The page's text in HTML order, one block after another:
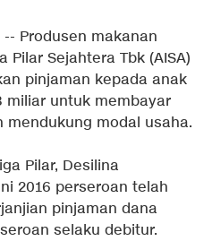
-- Produsen makanan
Pilar Sejahtera Tbk (AISA)
pinjaman kepada anak
miliar untuk membayar
modal usaha.
Pilar, Desilina
2016 perseroan telah
pinjaman dana
selaku debitur.